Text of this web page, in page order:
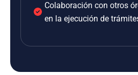
Colaboración con otros
en la ejecución de